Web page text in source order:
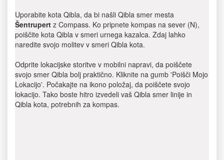
Uporabite kota Qibla, da bi našli Qibla smer mesta
Šentrupert z Compass. Ko pripnete kompas na sever (N),
poiščite kota Qibla v smeri urnega kazalca. Zdaj lahko
naredite svojo molitev v smeri Qibla kota.
Odprite lokacijske storitve v mobilni napravi, da poiščete
svojo smer Qibla bolj praktično. Kliknite na gumb 'Poišči Mojo
Lokacijo'. Počakajte na ikono položaj, da poiščete svojo
lokacijo. Tako boste hitro izvedeli vaš Qibla smer linije in
Qibla kota, potrebnih za kompas.